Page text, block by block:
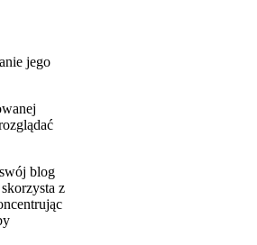
jego
blog
z